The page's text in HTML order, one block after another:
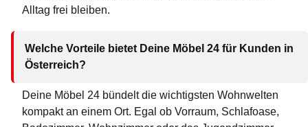
Alltag frei bleiben.
Welche Vorteile bietet Deine Möbel 24 für Kunden in
Österreich?
Deine Möbel 24 bündelt die wichtigsten Wohnwelten
kompakt an einem Ort. Egal ob Vorraum, Schlafoase,